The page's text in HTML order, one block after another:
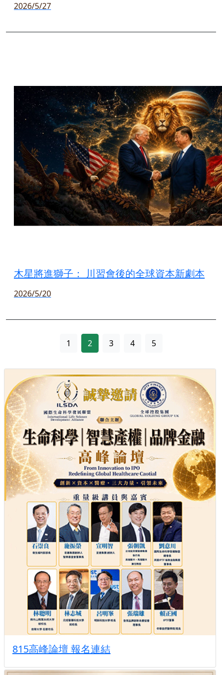
2026/5/27
木星將進獅子： 川習會後的全球資本新劇本
2026/5/20
1 2 3 4 5
815高峰論壇 報名連結